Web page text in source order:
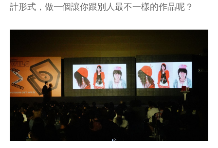
計形式，做一個讓你跟別人最不一樣的作品呢？